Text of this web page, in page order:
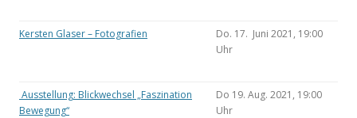
Kersten Glaser – Fotografien
Do. 17. Juni 2021, 19:00
Uhr
Ausstellung: Blickwechsel „Faszination
Bewegung“
Do 19. Aug. 2021, 19:00
Uhr